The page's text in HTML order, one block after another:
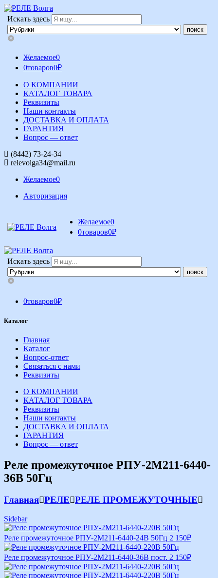
Искать здесь
Желаемое0
0товаров0₽
О КОМПАНИИ
КАТАЛОГ ТОВАРА
Реквизиты
Наши контакты
ДОСТАВКА И ОПЛАТА
ГАРАНТИЯ
Вопрос — ответ
(8442) 73-24-34
relevolga34@mail.ru
Желаемое0
Авторизация
Желаемое0
0товаров0₽
Искать здесь
0товаров0₽
Каталог
Главная
Каталог
Вопрос-ответ
Связаться с нами
Реквизиты
О КОМПАНИИ
КАТАЛОГ ТОВАРА
Реквизиты
Наши контакты
ДОСТАВКА И ОПЛАТА
ГАРАНТИЯ
Вопрос — ответ
Реле промежуточное РПУ-2М211-6440-
36В 50Гц
Главная РЕЛЕ РЕЛЕ ПРОМЕЖУТОЧНЫЕ
Sidebar
Реле промежуточное РПУ-2М211-6440-24В 50Гц 2 150₽
Реле промежуточное РПУ-2М211-6440-36В пост. 2 150₽